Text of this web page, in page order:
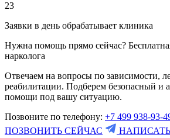
23
Заявки в день обрабатывает клиника
Нужна помощь прямо сейчас?
нарколога
Отвечаем на вопросы по зависимости,
реабилитации. Подберем безопасный и
помощи под вашу ситуацию.
Позвоните по телефону: +7 499 938-93-
ПОЗВОНИТЬ СЕЙЧАС
НАПИСАТЬ